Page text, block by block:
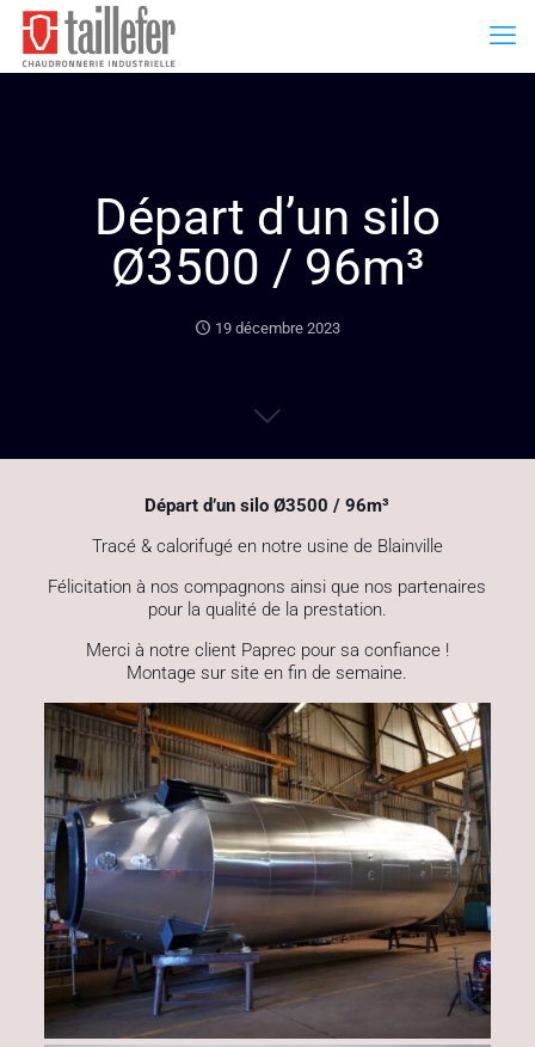
Départ d’un silo
Ø3500 / 96m³
19 décembre 2023
Départ d’un silo Ø3500 / 96m³
Tracé & calorifugé en notre usine de Blainville
Félicitation à nos compagnons ainsi que nos partenaires
pour la qualité de la prestation.
Merci à notre client Paprec pour sa confiance !
Montage sur site en fin de semaine.